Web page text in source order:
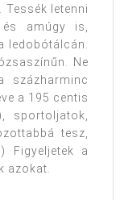
letenni
amúgy is,
ledobótálcán.
Ne
százharminc
a 195 centis
sportoljatok,
tesz,
a
azokat.